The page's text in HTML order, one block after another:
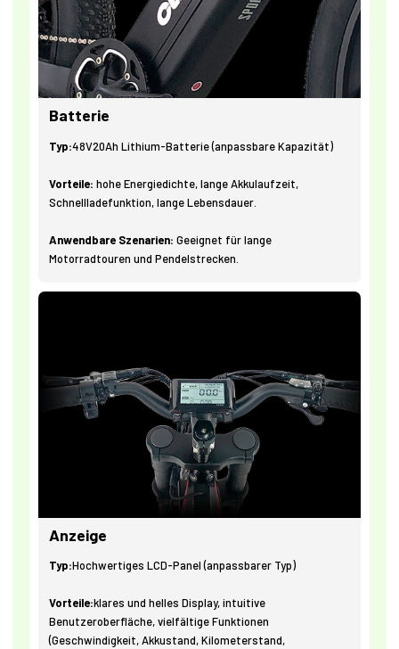
Batterie
Typ:48V20Ah Lithium-Batterie (anpassbare Kapazität)
Vorteile: hohe Energiedichte, lange Akkulaufzeit,
Schnellladefunktion, lange Lebensdauer.
Anwendbare Szenarien: Geeignet für lange
Motorradtouren und Pendelstrecken.
Anzeige
Typ:Hochwertiges LCD-Panel (anpassbarer Typ)
Vorteile:klares und helles Display, intuitive
Benutzeroberfläche, vielfältige Funktionen
(Geschwindigkeit, Akkustand, Kilometerstand,